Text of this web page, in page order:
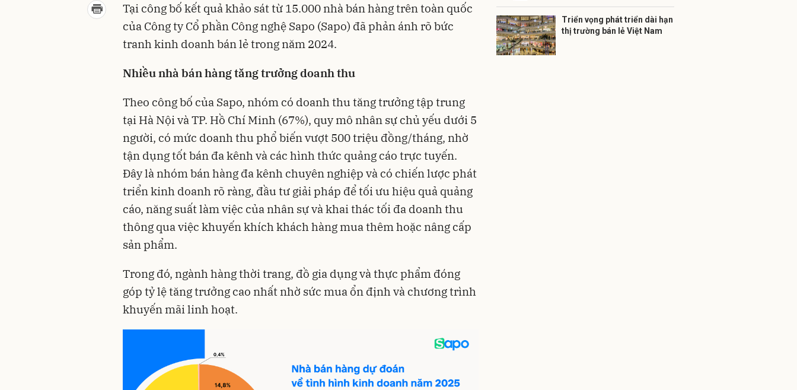
Tại công bố kết quả khảo sát từ 15.000 nhà bán hàng trên toàn quốc
của Công ty Cổ phần Công nghệ Sapo (Sapo) đã phản ánh rõ bức
tranh kinh doanh bán lẻ trong năm 2024.
Nhiềunhà bán hàng tăng trưởngdoanh thu
Theo công bố của Sapo, nhóm có doanh thu tăng trưởng tập trung
tại Hà Nội và TP. Hồ Chí Minh (67%), quy mô nhân sự chủ yếu dưới 5
người, có mức doanh thu phổ biến vượt 500 triệu đồng/tháng, nhờ
tận dụng tốt bán đa kênh và các hình thức quảng cáo trực tuyến.
Đây là nhóm bán hàng đa kênh chuyên nghiệp và có chiến lược phát
triển kinh doanh rõ ràng, đầu tư giải pháp để tối ưu hiệu quả quảng
cáo, năng suất làm việc của nhân sự và khai thác tối đa doanh thu
thông qua việc khuyến khích khách hàng mua thêm hoặc nâng cấp
sản phẩm.
Trong đó, ngành hàng thời trang, đồ gia dụng và thực phẩm đóng
góp tỷ lệ tăng trưởng cao nhất nhờ sức mua ổn định và chương trình
khuyến mãi linh hoạt.
Triển vọng phát triển dài hạn
thị trường bán lẻ Việt Nam